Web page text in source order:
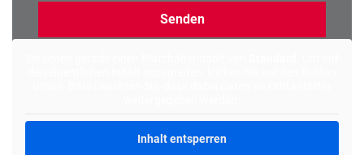
Inhalt entsperren